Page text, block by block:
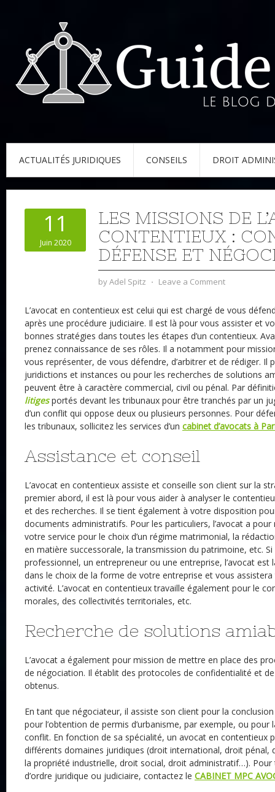
ACTUALITÉS JURIDIQUES CONSEILS DROIT
11
Juin 2020
LES MISSIONS DE
CONTENTIEUX :
DÉFENSE ET
byAdel Spitz ⋅ Leave a Comment
L’avocat en contentieux est celui qui est chargé de vous
après une procédure judiciaire. Il est là pour vous assister et
bonnes stratégies dans toutes les étapes d’un contentieux.
prenez connaissance de ses rôles. Il a notamment pour
vous représenter, de vous défendre, d’arbitrer et de rédiger. Il
juridictions et instances ou pour les recherches de solutions
peuvent être à caractère commercial, civil ou pénal. Par
litigesportés devant les tribunaux pour être tranchés par un
d’un conflit qui oppose deux ou plusieurs personnes. Pour
les tribunaux, sollicitez les services d’un cabinet d’avocats à
Assistance et conseil
L’avocat en contentieux assiste et conseille son client sur la
premier abord, il est là pour vous aider à analyser le
et des recherches. Il se tient également à votre disposition
documents administratifs. Pour les particuliers, l’avocat a
votre service pour le choix d’un régime matrimonial, la
en matière successorale, la transmission du patrimoine, etc.
professionnel, un entrepreneur ou une entreprise, l’avocat est
dans le choix de la forme de votre entreprise et vous
activité. L’avocat en contentieux travaille également pour le
morales, des collectivités territoriales, etc.
Recherche de solutions
L’avocat a également pour mission de mettre en place des
de négociation. Il établit des protocoles de confidentialité et
obtenus.
En tant que négociateur, il assiste son client pour la
pour l’obtention de permis d’urbanisme, par exemple, ou pour
conflit. En fonction de sa spécialité, un avocat en contentieux
différents domaines juridiques (droit international, droit pénal,
la propriété industrielle, droit social, droit administratif…).
d’ordre juridique ou judiciaire, contactez le CABINET MPC